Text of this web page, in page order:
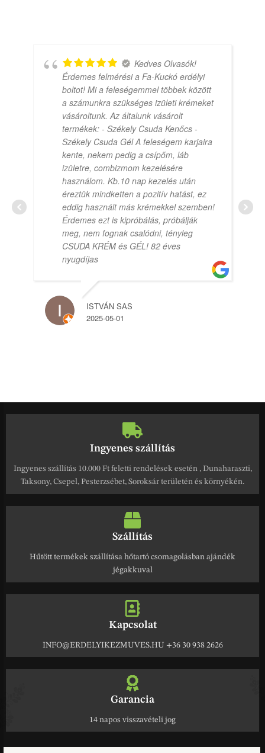
Kedves Olvasók!
Érdemes felmérési a Fa-Kuckó erdélyi
boltot! Mi a feleségemmel többek között
a számunkra szükséges izületi krémeket
vásároltunk. Az általunk vásárolt
termékek: - Székely Csuda Kenőcs -
Székely Csuda Gél A feleségem karjaira
kente, nekem pedig a csípőm, láb
izületre, combizmom kezelésére
használom. Kb.10 nap kezelés után
éreztük mindketten a pozitív hatást, ez
eddig használt más krémekkel szemben!
Érdemes ezt is kipróbálás, próbálják
meg, nem fognak csalódni, tényleg
CSUDA KRÉM és GÉL! 82 éves
nyugdíjas
ISTVÁN SAS
2025-05-01
Ingyenes szállítás
Ingyenes szállítás 10.000 Ft feletti rendelések esetén , Dunaharaszti,
Taksony, Csepel, Pesterzsébet, Soroksár területén és környékén.
Szállítás
Hűtött termékek szállítása hőtartó csomagolásban ajándék
jégakkuval
Kapcsolat
INFO@ERDELYIKEZMUVES.HU +36 30 938 2626
Garancia
14 napos visszavételi jog